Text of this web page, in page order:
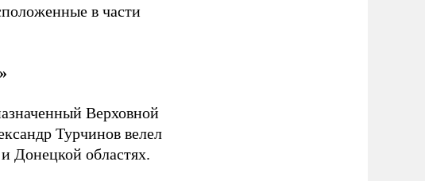
в части
Верховной
Турчинов велел
Донецкой областях.